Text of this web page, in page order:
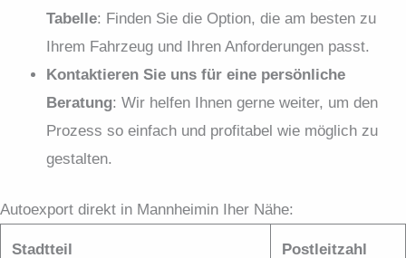
Tabelle: Finden Sie die Option, die am besten zu
Ihrem Fahrzeug und Ihren Anforderungen passt.
Kontaktieren Sie uns für eine persönliche
Beratung: Wir helfen Ihnen gerne weiter, um den
Prozess so einfach und profitabel wie möglich zu
gestalten.
Autoexport direkt in Mannheimin Iher Nähe:
Stadtteil Postleitzahl